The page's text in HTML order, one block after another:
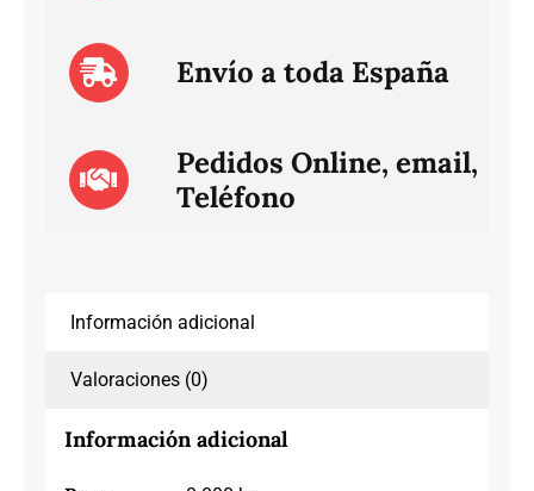
Envío a toda España
Pedidos Online, email,
Teléfono
Información adicional
Valoraciones (0)
Información adicional